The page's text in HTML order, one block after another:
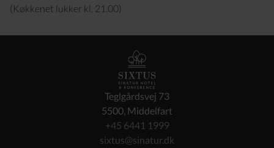
(Køkkenet lukker kl. 21.00)
Teglgårdsvej 73
5500, Middelfart
+45 6441 1999
sixtus@sinatur.dk